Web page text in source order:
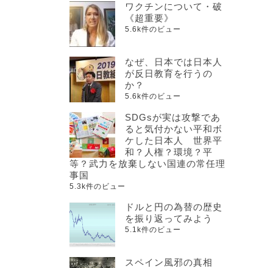
ワクチンについて・破
《超重要》
5.6k件のビュー
なぜ、日本では日本人
が反日教育を行うの
か？
5.6k件のビュー
SDGsが実は攻撃であ
ると気付かない平和ボ
ケした日本人 世界平
和？人権？環境？平
等？武力を放棄しない国連の常任理
事国
5.3k件のビュー
ドルと円の為替の歴史
を振り返ってみよう
5.1k件のビュー
スペイン風邪の真相